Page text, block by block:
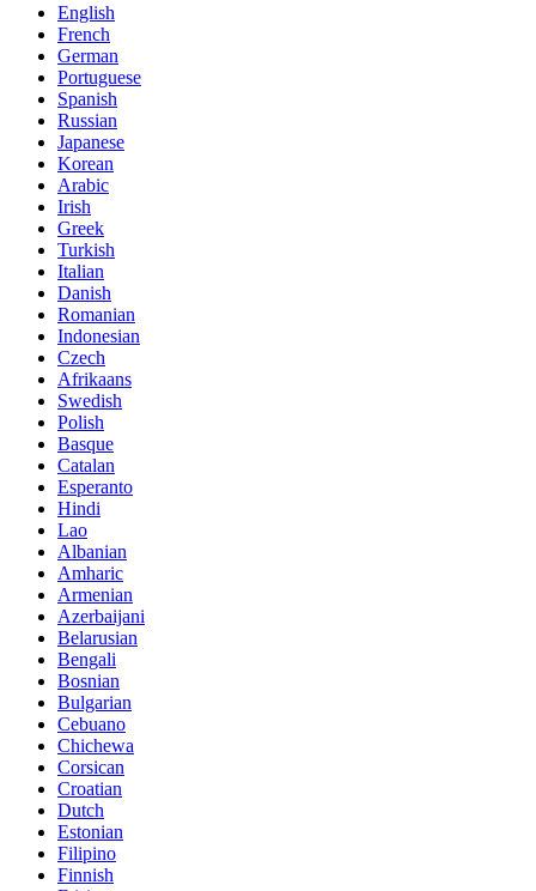
English
French
German
Portuguese
Spanish
Russian
Japanese
Korean
Arabic
Irish
Greek
Turkish
Italian
Danish
Romanian
Indonesian
Czech
Afrikaans
Swedish
Polish
Basque
Catalan
Esperanto
Hindi
Lao
Albanian
Amharic
Armenian
Azerbaijani
Belarusian
Bengali
Bosnian
Bulgarian
Cebuano
Chichewa
Corsican
Croatian
Dutch
Estonian
Filipino
Finnish